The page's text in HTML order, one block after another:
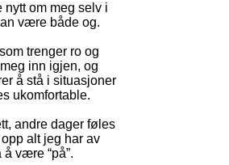
om meg selv i
være både og.
trenger ro og
inn igjen, og
å stå i situasjoner
ukomfortable.
andre dager føles
alt jeg har av
være “på”.